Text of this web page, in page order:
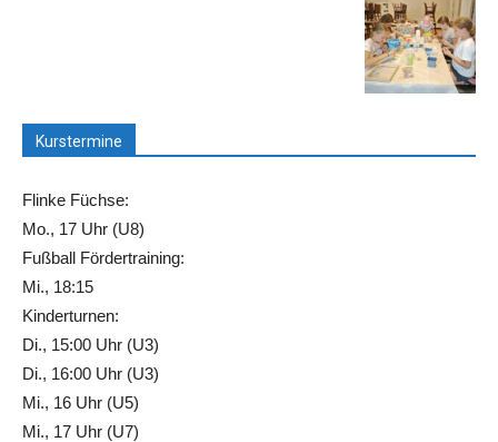
Kurstermine
Flinke Füchse:
Mo., 17 Uhr (U8)
Fußball Fördertraining:
Mi., 18:15
Kinderturnen:
Di., 15:00 Uhr (U3)
Di., 16:00 Uhr (U3)
Mi., 16 Uhr (U5)
Mi., 17 Uhr (U7)